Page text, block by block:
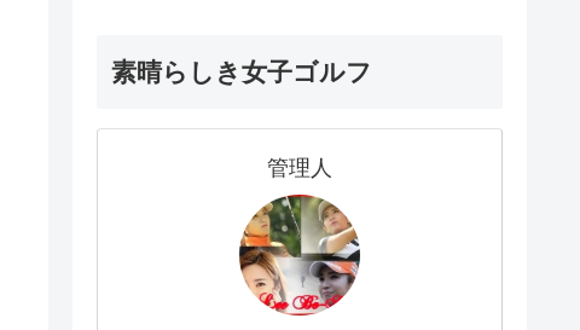
素晴らしき女子ゴルフ
管理人